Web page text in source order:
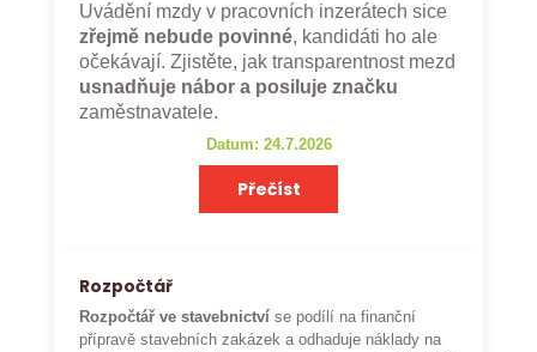
Uvádění mzdy v pracovních inzerátech sice
zřejmě nebude povinné, kandidáti ho ale
očekávají. Zjistěte, jak transparentnost mezd
usnadňuje nábor a posiluje značku
zaměstnavatele.
Datum: 24.7.2026
Přečíst
Rozpočtář
Rozpočtář ve stavebnictví se podílí na finanční
přípravě stavebních zakázek a odhaduje náklady na